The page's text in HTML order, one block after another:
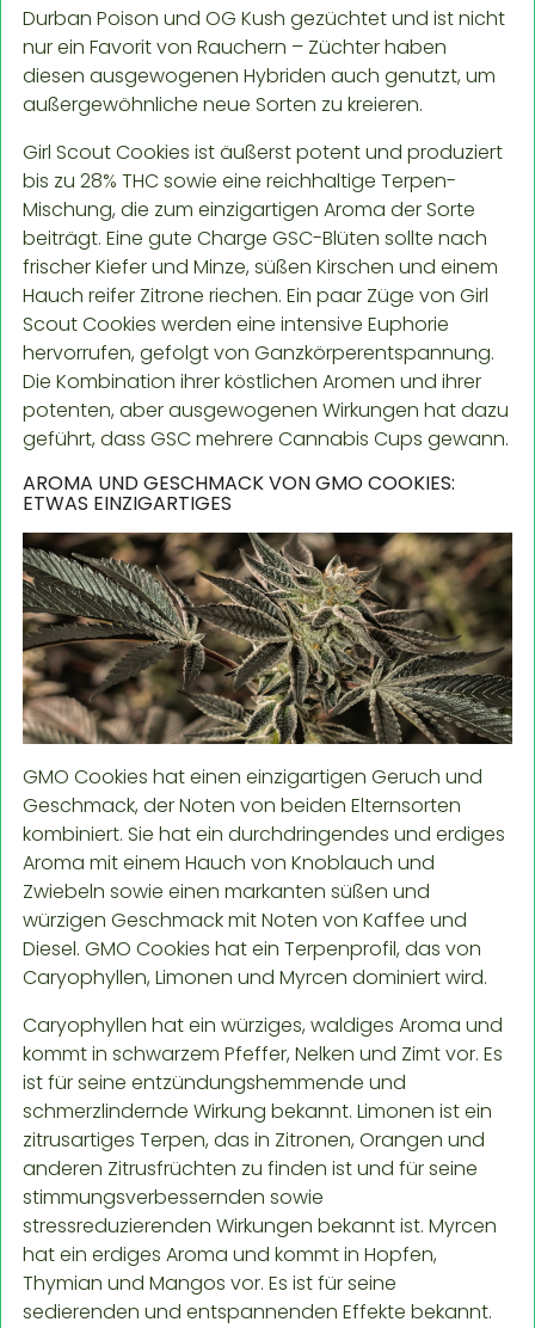
Durban Poison und OG Kush gezüchtet und ist nicht
nur ein Favorit von Rauchern – Züchter haben
diesen ausgewogenen Hybriden auch genutzt, um
außergewöhnliche neue Sorten zu kreieren.
Girl Scout Cookies ist äußerst potent und produziert
bis zu 28% THC sowie eine reichhaltige Terpen-
Mischung, die zum einzigartigen Aroma der Sorte
beiträgt. Eine gute Charge GSC-Blüten sollte nach
frischer Kiefer und Minze, süßen Kirschen und einem
Hauch reifer Zitrone riechen. Ein paar Züge von Girl
Scout Cookies werden eine intensive Euphorie
hervorrufen, gefolgt von Ganzkörperentspannung.
Die Kombination ihrer köstlichen Aromen und ihrer
potenten, aber ausgewogenen Wirkungen hat dazu
geführt, dass GSC mehrere Cannabis Cups gewann.
AROMA UND GESCHMACK VON GMO COOKIES:
ETWAS EINZIGARTIGES
GMO Cookies hat einen einzigartigen Geruch und
Geschmack, der Noten von beiden Elternsorten
kombiniert. Sie hat ein durchdringendes und erdiges
Aroma mit einem Hauch von Knoblauch und
Zwiebeln sowie einen markanten süßen und
würzigen Geschmack mit Noten von Kaffee und
Diesel. GMO Cookies hat ein Terpenprofil, das von
Caryophyllen, Limonen und Myrcen dominiert wird.
Caryophyllen hat ein würziges, waldiges Aroma und
kommt in schwarzem Pfeffer, Nelken und Zimt vor. Es
ist für seine entzündungshemmende und
schmerzlindernde Wirkung bekannt. Limonen ist ein
zitrusartiges Terpen, das in Zitronen, Orangen und
anderen Zitrusfrüchten zu finden ist und für seine
stimmungsverbessernden sowie
stressreduzierenden Wirkungen bekannt ist. Myrcen
hat ein erdiges Aroma und kommt in Hopfen,
Thymian und Mangos vor. Es ist für seine
sedierenden und entspannenden Effekte bekannt.